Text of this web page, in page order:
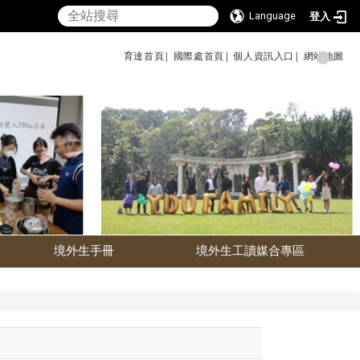
Language 登入
育達首頁| 國際處首頁| 個人資訊入口| 網站地圖
境外生手冊 境外生工讀媒合專區